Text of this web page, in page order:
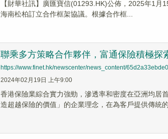
【財華社訊】廣匯寶信(01293.HK)公佈，2025年1
海南松柏訂立合作框架協議。根據合作框...
聯乘多方策略合作夥伴，富通保險積極探
https://www.finet.hk/newscenter/news_content/
2024年02月19日 上午9:00
香港保險業綜合實力強勁，滲透率和密度在亞洲均居
造超越保險的價值」的企業理念，在為客戶提供傳統的